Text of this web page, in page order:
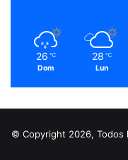
26 ℃
Dom
28 ℃
Lun
© Copyright 2026,